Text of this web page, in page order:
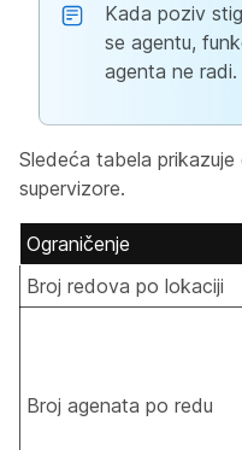
Kada poziv
se agentu,
agenta ne radi.
Sledeća tabela
supervizore.
Ograničenje
Broj redova po lokaciji
Broj agenata po redu